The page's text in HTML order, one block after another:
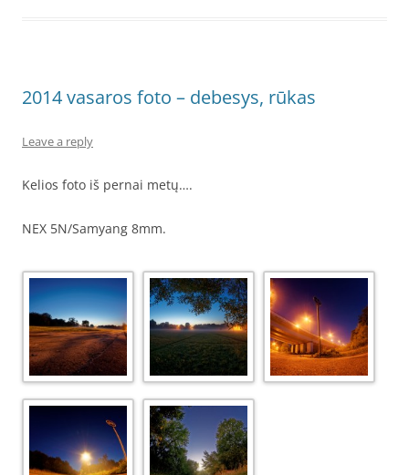
2014 vasaros foto – debesys, rūkas
Leave a reply
Kelios foto iš pernai metų….
NEX 5N/Samyang 8mm.